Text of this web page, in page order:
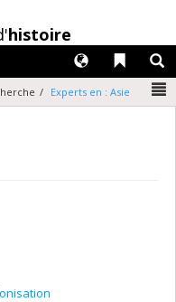
histoire
Liens
Langues
Experts en : Asie